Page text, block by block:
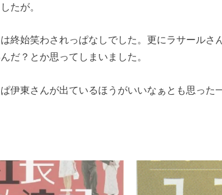
たが。
終始笑わされっぱなしでした。更にラサールさ
だ？とか思ってしまいました。
伊東さんが出ているほうがいいなぁとも思った